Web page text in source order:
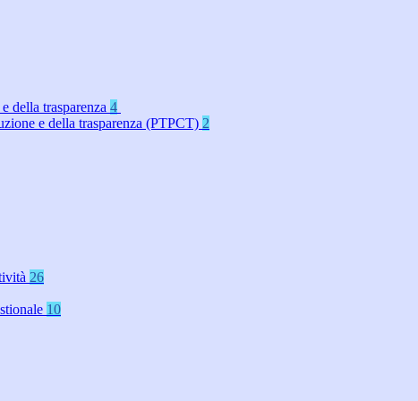
della trasparenza 4
e della trasparenza (PTPCT) 2
26
10